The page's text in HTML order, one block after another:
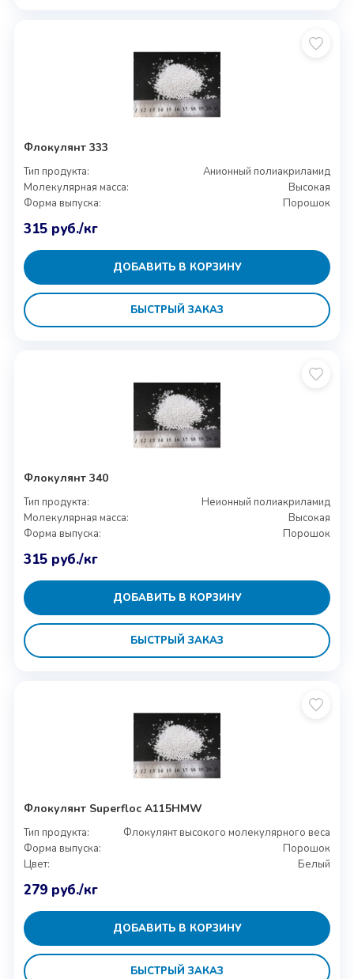
Флокулянт 333
Тип продукта:
Анионный полиакриламид
Молекулярная масса:
Высокая
Форма выпуска:
Порошок
315 руб./кг
ДОБАВИТЬ В КОРЗИНУ
БЫСТРЫЙ ЗАКАЗ
Флокулянт 340
Тип продукта:
Неионный полиакриламид
Молекулярная масса:
Высокая
Форма выпуска:
Порошок
315 руб./кг
ДОБАВИТЬ В КОРЗИНУ
БЫСТРЫЙ ЗАКАЗ
Флокулянт Superfloc A115HMW
Тип продукта:
Флокулянт высокого молекулярного веса
Форма выпуска:
Порошок
Цвет:
Белый
279 руб./кг
ДОБАВИТЬ В КОРЗИНУ
БЫСТРЫЙ ЗАКАЗ